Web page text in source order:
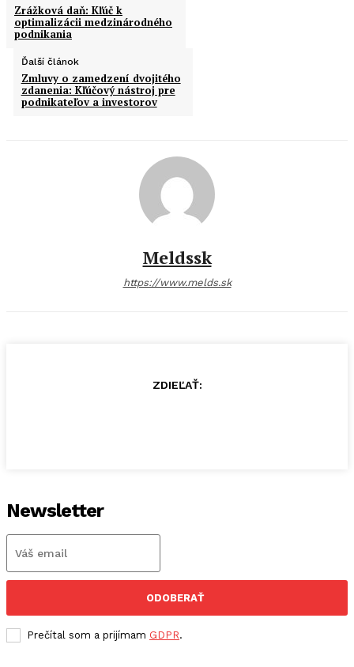
Zrážková daň: Kľúč k
optimalizácii medzinárodného
podnikania
Ďalší článok
Zmluvy o zamedzení dvojitého
zdanenia: Kľúčový nástroj pre
podnikateľov a investorov
Meldssk
https://www.melds.sk
ZDIEĽAŤ:
Newsletter
ODOBERAŤ
Prečítal som a prijímam GDPR.